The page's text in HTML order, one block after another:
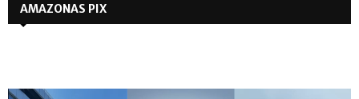
AMAZONAS PIX